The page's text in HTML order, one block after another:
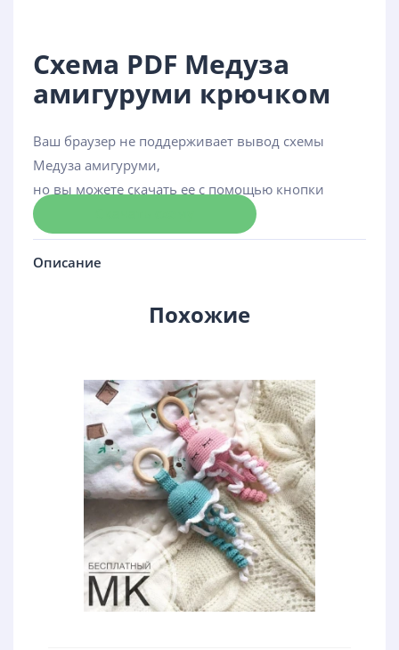
Схема PDF Медуза
амигуруми крючком
Ваш браузер не поддерживает вывод схемы
Медуза амигуруми,
но вы можете скачать ее с помощью кнопки
Описание
Похожие